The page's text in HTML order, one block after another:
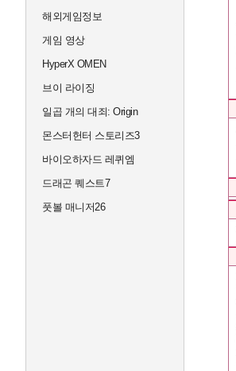
해외게임정보
게임 영상
HyperX OMEN
브이 라이징
일곱 개의 대죄: Origin
몬스터헌터 스토리즈3
바이오하자드 레퀴엠
드래곤 퀘스트7
풋볼 매니저26